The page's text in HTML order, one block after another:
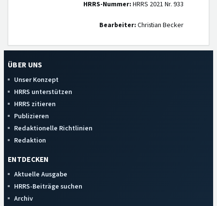
HRRS-Nummer: HRRS 2021 Nr. 933
Bearbeiter: Christian Becker
ÜBER UNS
Unser Konzept
HRRS unterstützen
HRRS zitieren
Publizieren
Redaktionelle Richtlinien
Redaktion
ENTDECKEN
Aktuelle Ausgabe
HRRS-Beiträge suchen
Archiv